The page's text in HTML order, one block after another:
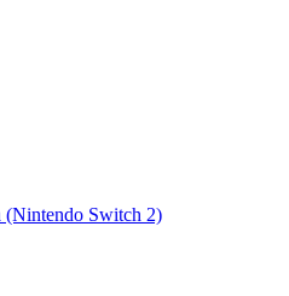
(Nintendo Switch 2)